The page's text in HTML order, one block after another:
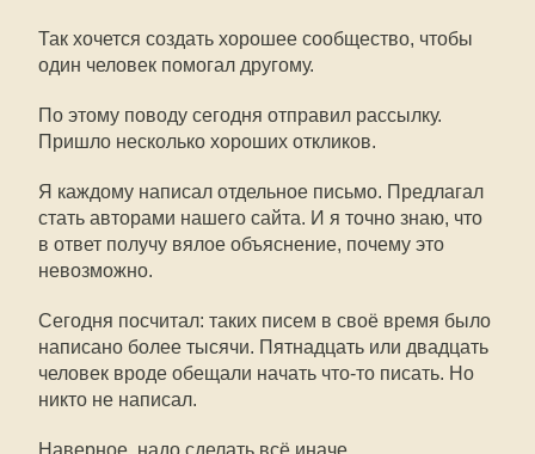
Так хочется создать хорошее сообщество, чтобы
один человек помогал другому.
По этому поводу сегодня отправил рассылку.
Пришло несколько хороших откликов.
Я каждому написал отдельное письмо. Предлагал
стать авторами нашего сайта. И я точно знаю, что
в ответ получу вялое объяснение, почему это
невозможно.
Сегодня посчитал: таких писем в своё время было
написано более тысячи. Пятнадцать или двадцать
человек вроде обещали начать что-то писать. Но
никто не написал.
Наверное, надо сделать всё иначе.